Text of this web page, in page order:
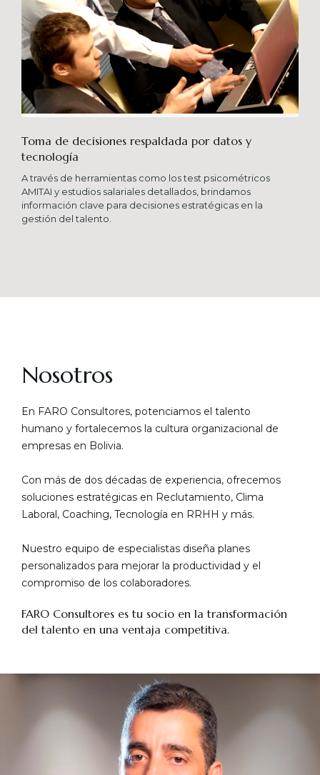
Toma de decisiones respaldada por datos y
tecnología​
A través de herramientas como los test psicométricos
AMITAI y estudios salariales detallados, brindamos
información clave para decisiones estratégicas en la
gestión del talento.
Nosotros
En FARO Consultores, potenciamos el talento
humano y fortalecemos la cultura organizacional de
empresas en Bolivia.
Con más de dos décadas de experiencia, ofrecemos
soluciones estratégicas en Reclutamiento, Clima
Laboral, Coaching, Tecnología en RRHH y más.
Nuestro equipo de especialistas diseña planes
personalizados para mejorar la productividad y el
compromiso de los colaboradores.
FARO Consultores es tu socio en la transformación
del talento en una ventaja competitiva.